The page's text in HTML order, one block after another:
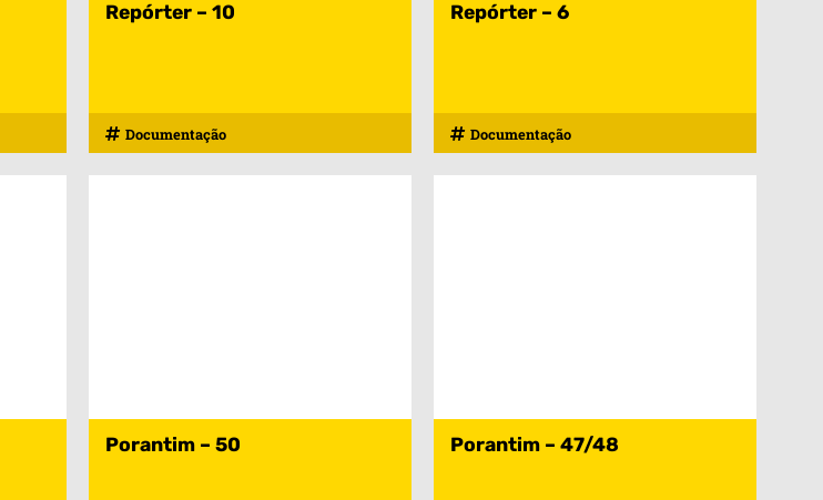
Repórter – 10
Documentação
Repórter – 6
Documentação
Porantim – 50 Porantim – 47/48